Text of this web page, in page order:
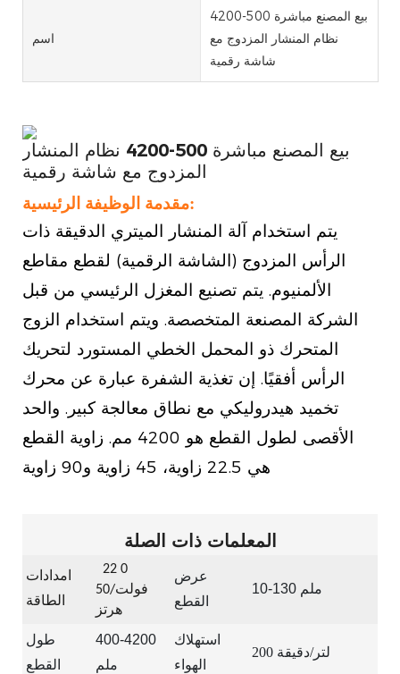
اسم
بيع المصنع مباشرة 500-4200
نظام المنشار المزدوج مع
شاشة رقمية
بيع المصنع مباشرة 500-4200 نظام المنشار
المزدوج مع شاشة رقمية
مقدمة الوظيفة الرئيسية:
يتم استخدام آلة المنشار الميتري الدقيقة ذات
الرأس المزدوج (الشاشة الرقمية) لقطع مقاطع
الألمنيوم. يتم تصنيع المغزل الرئيسي من قبل
الشركة المصنعة المتخصصة. ويتم استخدام الزوج
المتحرك ذو المحمل الخطي المستورد لتحريك
الرأس أفقيًا. إن تغذية الشفرة عبارة عن محرك
تخميد هيدروليكي مع نطاق معالجة كبير. والحد
الأقصى لطول القطع هو 4200 مم. زاوية القطع
هي 22.5 زاوية، 45 زاوية و90 زاوية
المعلمات ذات الصلة
امدادات
الطاقة
22 0
فولت/50
هرتز
عرض
القطع
10-130 ملم
طول
القطع
400-4200
ملم
استهلاك
الهواء
200 لتر/دقيقة